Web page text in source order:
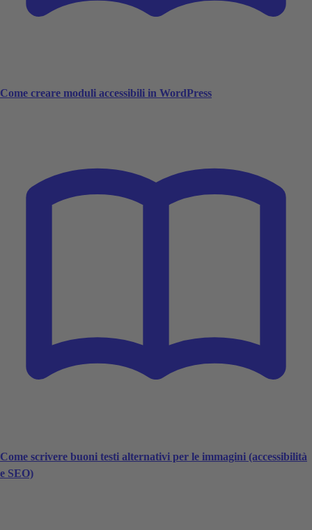
Come creare moduli accessibili in WordPress
Come scrivere buoni testi alternativi per le immagini (accessibilità
e SEO)